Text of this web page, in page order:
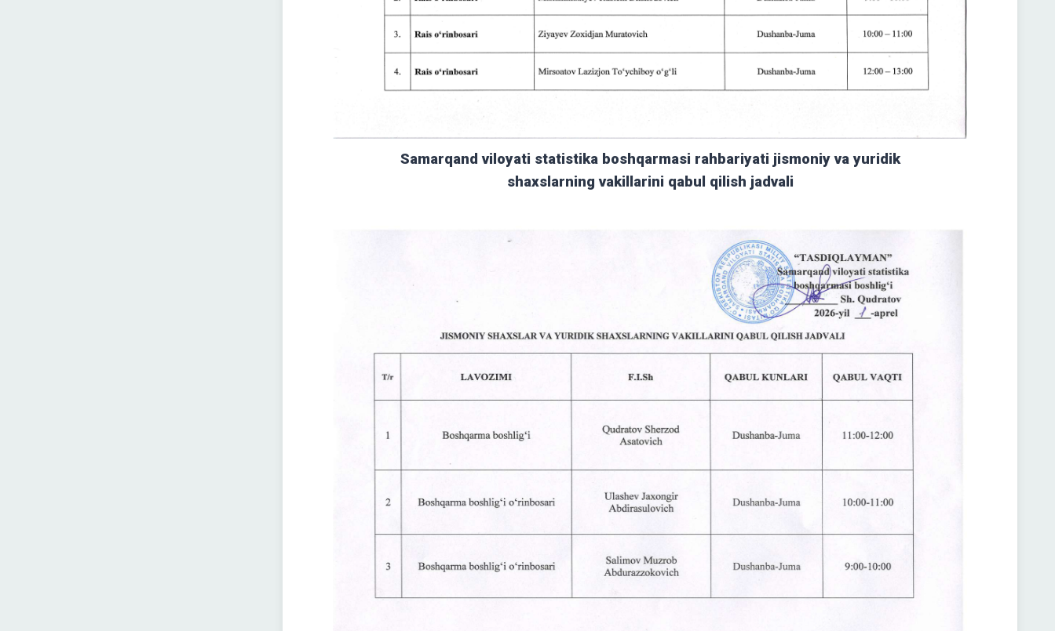
Samarqand viloyati statistika boshqarmasi rahbariyati jismoniy va yuridik
shaxslarning vakillarini qabul qilish jadvali